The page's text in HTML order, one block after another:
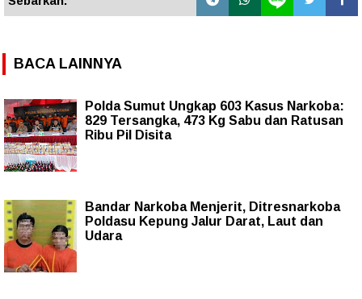
BACA LAINNYA
Polda Sumut Ungkap 603 Kasus Narkoba:
829 Tersangka, 473 Kg Sabu dan Ratusan
Ribu Pil Disita
Bandar Narkoba Menjerit, Ditresnarkoba
Poldasu Kepung Jalur Darat, Laut dan
Udara